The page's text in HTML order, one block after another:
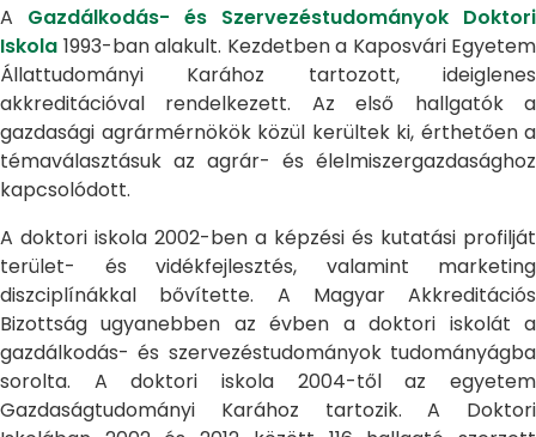
A Gazdálkodás- és Szervezéstudományok Doktori
Iskola 1993-ban alakult. Kezdetben a Kaposvári Egyetem
Állattudományi Karához tartozott, ideiglenes
akkreditációval rendelkezett. Az első hallgatók a
gazdasági agrármérnökök közül kerültek ki, érthetően a
témaválasztásuk az agrár- és élelmiszergazdasághoz
kapcsolódott.
A doktori iskola 2002-ben a képzési és kutatási profilját
terület- és vidékfejlesztés, valamint marketing
diszciplínákkal bővítette. A Magyar Akkreditációs
Bizottság ugyanebben az évben a doktori iskolát a
gazdálkodás- és szervezéstudományok tudományágba
sorolta. A doktori iskola 2004-től az egyetem
Gazdaságtudományi Karához tartozik. A Doktori